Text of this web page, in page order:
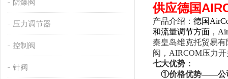
防爆阀
压力调节器
控制阀
针阀
供应德国
产品介绍： 德国
和流量调节方面，
秦皇岛维克托贸易
阀 ， AIRCOM压力
七大优势：
①价格优势——公司